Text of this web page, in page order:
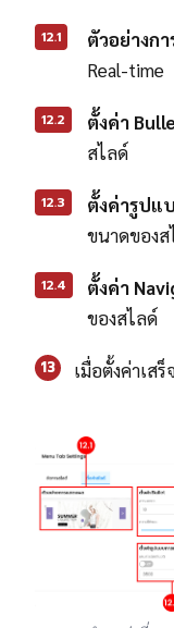
12.1 ตัวอย่างก
Real-time
12.2 ตั้งค่า
สไลด์
12.3 ตั้งค่ารูปแ
ขนาดของส
12.4 ตั้งค่า
ของสไลด์
13 เมื่อตั้งค่าเส